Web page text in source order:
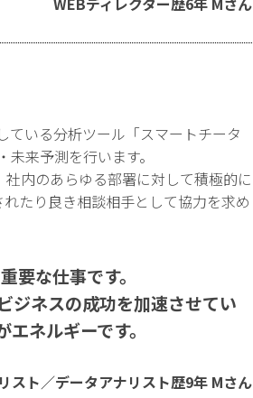
ている分析ツール「スマートチータ
来予測を行います。
内のあらゆる部署に対して積極的に
たり良き相談相手として協力を求め
要な仕事です。
ジネスの成功を加速させてい
ネルギーです。
スト／データアナリスト歴9年 Mさん